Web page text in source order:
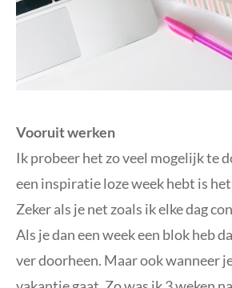
Vooruit werken
Ik probeer het zo veel mogelijk te
een inspiratie loze week hebt is
Zeker als je net zoals ik elke dag
Als je dan een week een blok heb
ver doorheen. Maar ook wanneer